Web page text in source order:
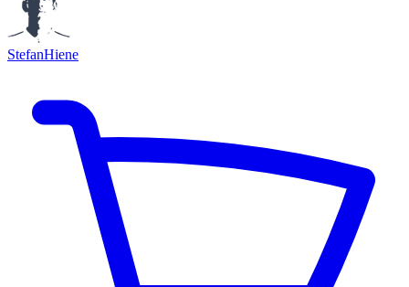
StefanHiene